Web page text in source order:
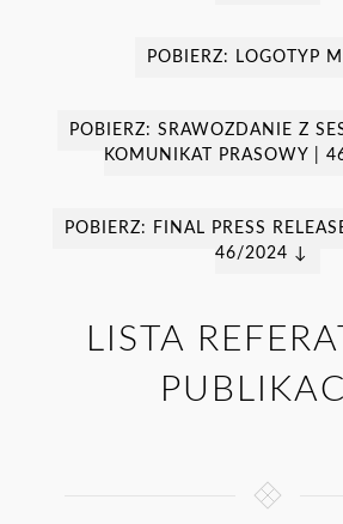
POBIERZ: LOGOTYP
POBIERZ: SRAWOZDANIE Z
KOMUNIKAT PRASOWY |
POBIERZ: FINAL PRESS
46/2024 ↓
LISTA